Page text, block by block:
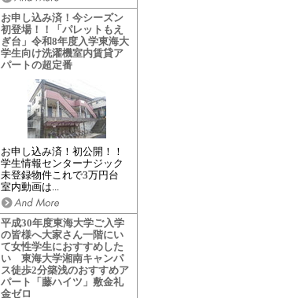
お申し込み済！今シーズン
初登場！！「パレットもえ
ぎ台」令和8年度入学東海大
学生向け洗濯機室内賃貸ア
パートの超定番
お申し込み済！初公開！！
学生情報センターナジック
未登録物件これで3万円台
室内動画は...
平成30年度東海大学ご入学
の皆様へ大家さん一階にい
て女性学生におすすめした
い 東海大学湘南キャンパ
ス徒歩2分築浅のおすすめア
パート「藤ハイツ」敷金礼
金ゼロ